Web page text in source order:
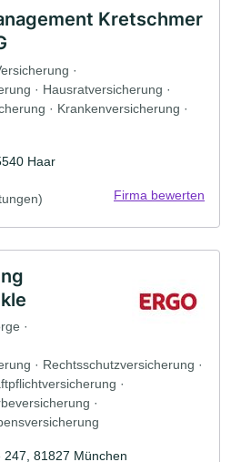
Kretschmer
·
· Hausratversicherung ·
· Krankenversicherung ·
Haar
Firma bewerten
·
· Rechtsschutzversicherung ·
·
·
81827 München